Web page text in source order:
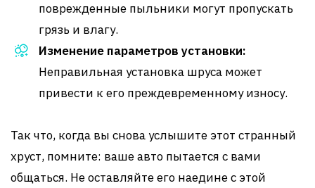
поврежденные пыльники могут пропускать
грязь и влагу.
Изменение параметров установки:
Неправильная установка шруса может
привести к его преждевременному износу.
Так что, когда вы снова услышите этот странный
хруст, помните: ваше авто пытается с вами
общаться. Не оставляйте его наедине с этой